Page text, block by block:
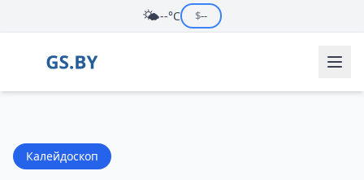
🌤️--°C $--
Калейдоскоп